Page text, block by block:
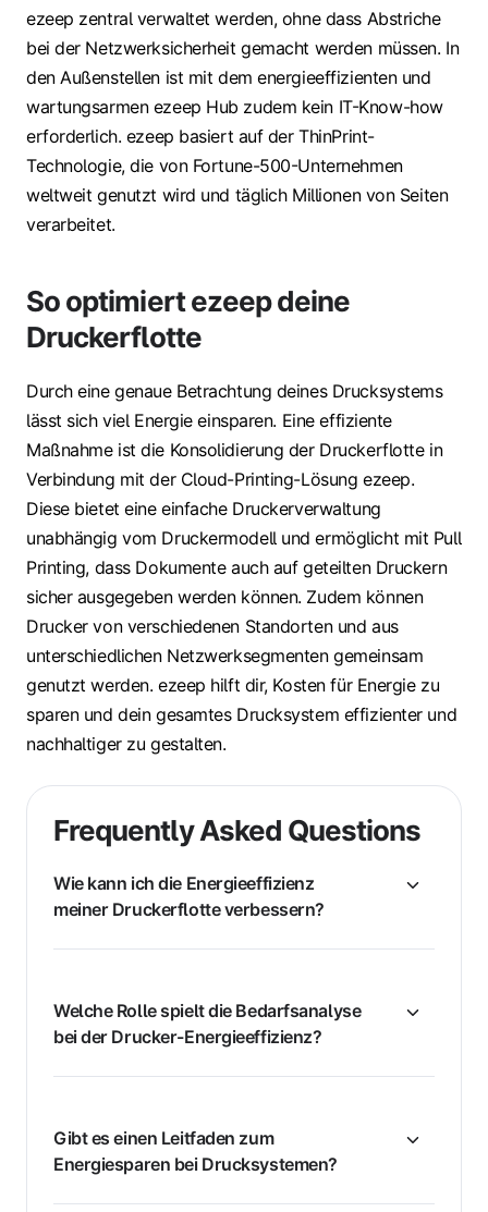
ezeep zentral verwaltet werden, ohne dass Abstriche
bei der Netzwerksicherheit gemacht werden müssen. In
den Außenstellen ist mit dem energieeffizienten und
wartungsarmen ezeep Hub zudem kein IT-Know-how
erforderlich. ezeep basiert auf der ThinPrint-
Technologie, die von Fortune-500-Unternehmen
weltweit genutzt wird und täglich Millionen von Seiten
verarbeitet.
So optimiert ezeep deine
Druckerflotte
Durch eine genaue Betrachtung deines Drucksystems
lässt sich viel Energie einsparen. Eine effiziente
Maßnahme ist die Konsolidierung der Druckerflotte in
Verbindung mit der Cloud-Printing-Lösung ezeep.
Diese bietet eine einfache Druckerverwaltung
unabhängig vom Druckermodell und ermöglicht mit Pull
Printing, dass Dokumente auch auf geteilten Druckern
sicher ausgegeben werden können. Zudem können
Drucker von verschiedenen Standorten und aus
unterschiedlichen Netzwerksegmenten gemeinsam
genutzt werden. ezeep hilft dir, Kosten für Energie zu
sparen und dein gesamtes Drucksystem effizienter und
nachhaltiger zu gestalten.
Frequently Asked Questions
Wie kann ich die Energieeffizienz
meiner Druckerflotte verbessern?
Welche Rolle spielt die Bedarfsanalyse
bei der Drucker-Energieeffizienz?
Gibt es einen Leitfaden zum
Energiesparen bei Drucksystemen?